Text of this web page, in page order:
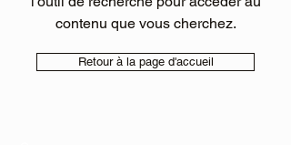
contenu que vous cherchez.
Retour à la page d'accueil